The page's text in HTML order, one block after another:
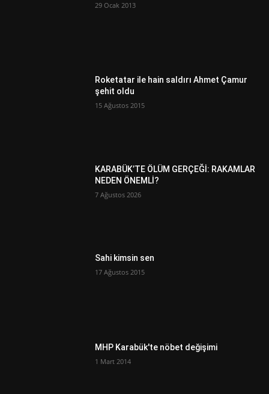
29 Ocak 2013
Roketatar ile hain saldırı Ahmet Çamur
şehit oldu
15 Ağustos 2015
KARABÜK’TE ÖLÜM GERÇEĞİ: RAKAMLAR
NEDEN ÖNEMLİ?
7 Ağustos 2026
Sahi kimsin sen
17 Ağustos 2015
MHP Karabük'te nöbet değişimi
1 Mart 2014